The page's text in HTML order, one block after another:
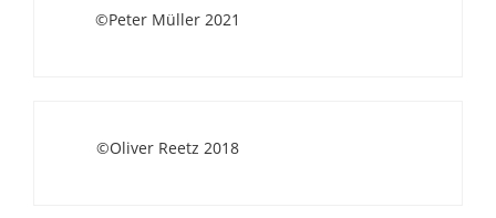
©Peter Müller 2021
©Oliver Reetz 2018